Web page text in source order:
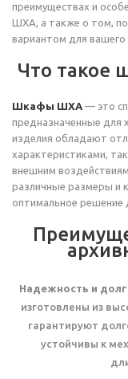
преимуществах и
ШХА, а также о том,
вариантом для вашего
Что такое
Шкафы ШХА — это
предназначенные для
изделия обладают
характеристиками,
внешним
различные размеры и
оптимальное решение
Надежность и
изготовлены из
гарантируют
устойчивы к